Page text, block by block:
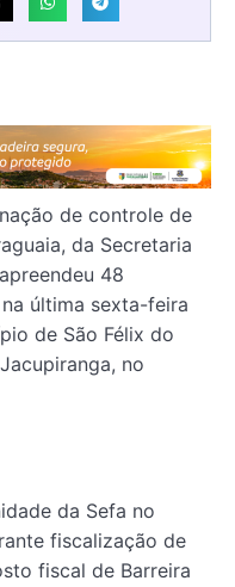
de controle de
da Secretaria
48
última sexta-feira
de São Félix do
no
da Sefa no
fiscalização de
fiscal de Barreira